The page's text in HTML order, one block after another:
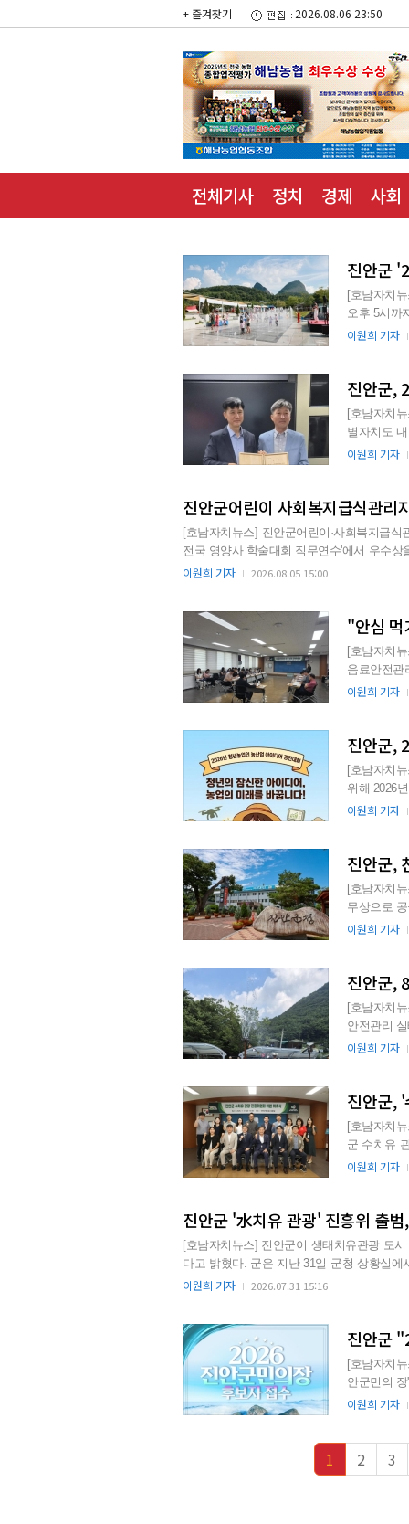
+ 즐겨찾기 2026.08.06 23:50
전체기사 정치 경제 사회
진안군
[호남자치
오후 5시까
조각을 찾
이원희 기자
진안군,
[호남자치
별자치도 내 우수 기
대상으로
이원희 기자
진안군어린이 사회복지급식관리
[호남자치뉴스] 진안군어린이·사회복지급
전국 영양사 학술대회 직무연수'에서 우수상을 수상했다고 밝혔다. 대한영양사협회가
건강한 미래를 설계하는 영양사'를 주제로
이원희 기자 2026.08.05 15:00
"안심 먹
[호남자치
음료안전관
관, 민간단
이원희 기자
진안군,
[호남자치
위해 2026년
스마트농업
이원희 기자
진안군,
[호남자치
무상으로 공급하고 있다고 밝혔
하는 방식
이원희 기자
진안군,
[호남자치
안전관리 실태를 점검했다고
미준수로
이원희 기자
진안군,
[호남자치
군 수치유
이원희 기자
진안군 '水치유 관광' 진흥위 출
[호남자치뉴스] 진안군이 생태치유관광 도
다고 밝혔다. 군은 지난 31일 군청 상황실에서 위원 위촉식을 개최했다. 이번
조례」에 근거해 구성됐다. 위원장인 이경
이원희 기자 2026.07.31 15:16
진안군
[호남자치
안군민의 장' 후보자 추
로, 대장, 문
이원희 기자
1 2 3